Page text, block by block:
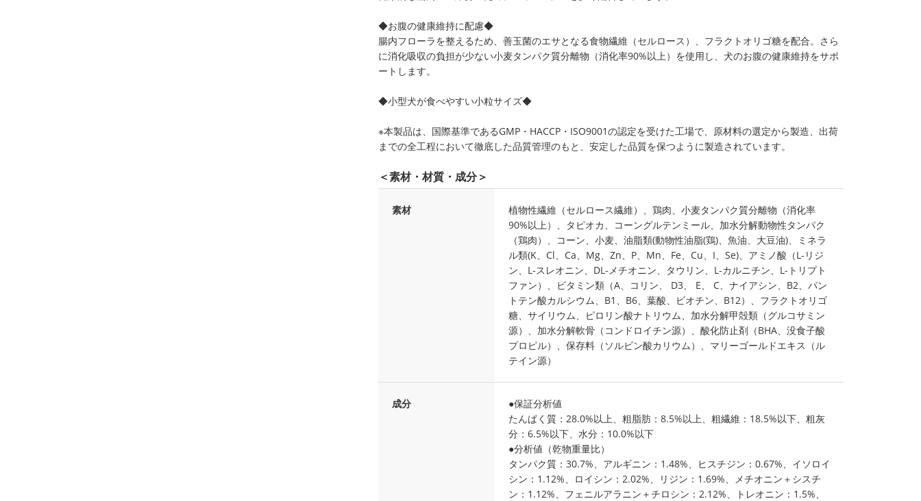
◆お腹の健康維持に配慮◆
腸内フローラを整えるため、善玉菌のエサとなる食物繊維（セルロース）、フラクトオリゴ糖を配合。さら
に消化吸収の負担が少ない小麦タンパク質分離物（消化率90%以上）を使用し、犬のお腹の健康維持をサポ
ートします。
◆小型犬が食べやすい小粒サイズ◆
※本製品は、国際基準であるGMP・HACCP・ISO9001の認定を受けた工場で、原材料の選定から製造、出荷
までの全工程において徹底した品質管理のもと、安定した品質を保つように製造されています。
＜素材・材質・成分＞
素材
植物性繊維（セルロース繊維）、鶏肉、小麦タンパク質分離物（消化率
90%以上）、タピオカ、コーングルテンミール、加水分解動物性タンパク
（鶏肉）、コーン、小麦、油脂類(動物性油脂(鶏)、魚油、大豆油)、ミネラ
ル類(K、Cl、Ca、Mg、Zn、P、Mn、Fe、Cu、I、Se)、アミノ酸（L‐リジ
ン、L‐スレオニン、DL‐メチオニン、タウリン、L‐カルニチン、L‐トリプト
ファン）、ビタミン類（A、コリン、 D3、 E、 C、ナイアシン、B2、パン
トテン酸カルシウム、B1、B6、葉酸、ビオチン、B12）、フラクトオリゴ
糖、サイリウム、ピロリン酸ナトリウム、加水分解甲殻類（グルコサミン
源）、加水分解軟骨（コンドロイチン源）、酸化防止剤（BHA、没食子酸
プロピル）、保存料（ソルビン酸カリウム）、マリーゴールドエキス（ル
テイン源）
成分
●保証分析値
たんぱく質：28.0%以上、粗脂肪：8.5%以上、粗繊維：18.5%以下、粗灰
分：6.5%以下、水分：10.0%以下
●分析値（乾物重量比）
タンパク質：30.7%、アルギニン：1.48%、ヒスチジン：0.67%、イソロイ
シン：1.12%、ロイシン：2.02%、リジン：1.69%、メチオニン＋シスチ
ン：1.12%、フェニルアラニン＋チロシン：2.12%、トレオニン：1.5%、